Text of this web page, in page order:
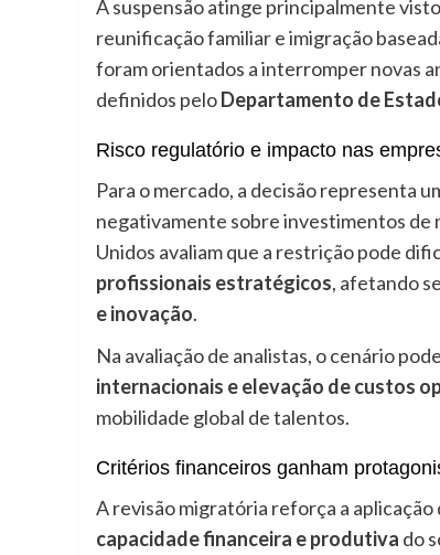
A suspensão atinge principalmente
reunificação familiar e imigração
foram orientados a interromper novas
definidos peloDepartamento de
Risco regulatório e impacto nas
Para o mercado, a decisão representa
negativamente sobre investimentos de
Unidos avaliam que a restrição pode
profissionais estratégicos, afetando
e inovação.
Na avaliação de analistas, o cenário
internacionais e elevação de custos
mobilidade global de talentos.
Critérios financeiros ganham
A revisão migratória reforça a aplicação
capacidade financeira e produtiva do